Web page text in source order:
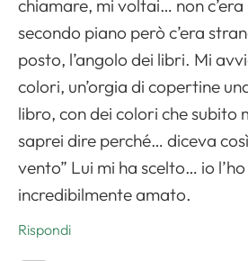
chiamare, mi voltai… non
secondo piano però c’era
posto, l’angolo dei libri. Mi
colori, un’orgia di copertine
libro, con dei colori che subito
saprei dire perché… diceva
vento” Lui mi ha scelto… io
incredibilmente amato.
Rispondi